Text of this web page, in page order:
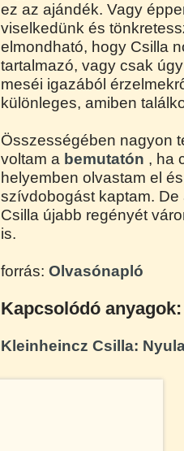
ez az ajándék. Vagy
viselkedünk és
elmondható, hogy Csilla
tartalmazó, vagy csak
meséi igazából
különleges, amiben
Összességében nagyon
voltam a bemutatón , ha
helyemben olvastam el
szívdobogást kaptam.
Csilla újabb regényét
is.
forrás: Olvasónapló
Kapcsolódó anyagok:
Kleinheincz Csilla: